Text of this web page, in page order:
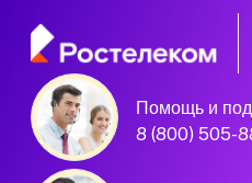
Помощь и
8 (800) 505-